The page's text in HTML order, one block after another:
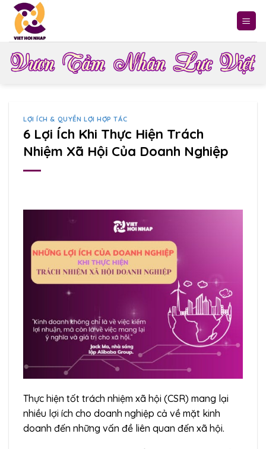
Skip
content
LỢI ÍCH & QUYỀN LỢI HỢP TÁC
6 Lợi Ích Khi Thực Hiện Trách
Nhiệm Xã Hội Của Doanh Nghiệp
Thực hiện tốt trách nhiệm xã hội (CSR) mang lại
nhiều lợi ích cho doanh nghiệp cả về mặt kinh
doanh đến những vấn đề liên quan đến xã hội.